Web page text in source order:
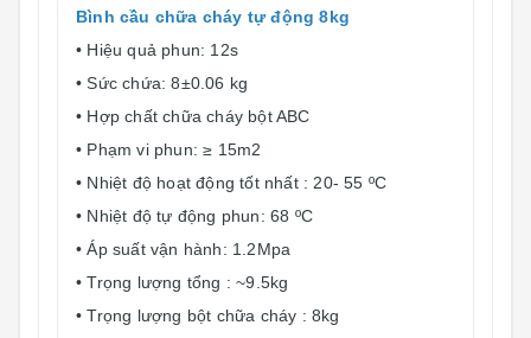
Bình cầu chữa cháy tự động 8kg
• Hiệu quả phun: 12s
• Sức chứa: 8±0.06 kg
• Hợp chất chữa cháy bột ABC
• Phạm vi phun: ≥ 15m2
• Nhiệt độ hoạt động tốt nhất : 20- 55 ºC
• Nhiệt độ tự động phun: 68 ºC
• Áp suất vận hành: 1.2Mpa
• Trọng lượng tổng : ~9.5kg
• Trọng lượng bột chữa cháy : 8kg